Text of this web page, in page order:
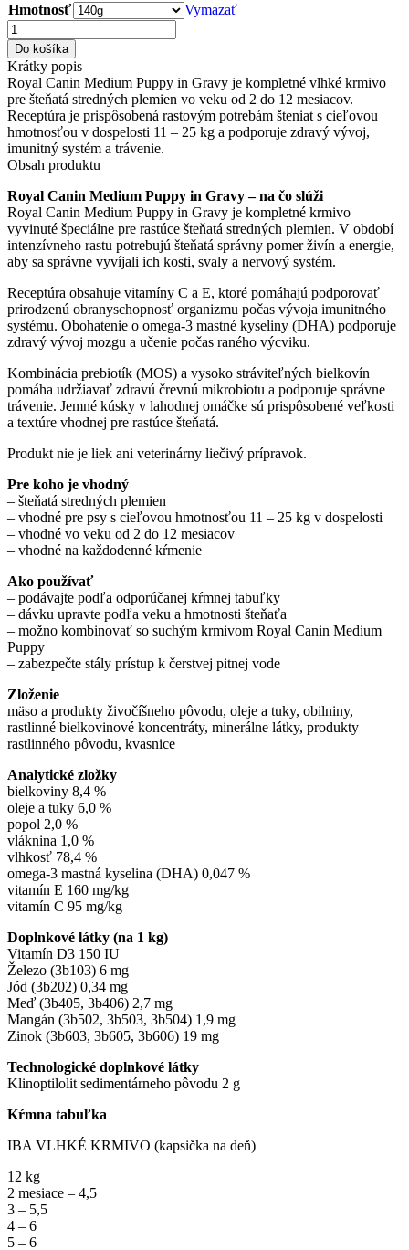
Hmotnosť
Vymazať
množstvo
Royal
Canin
Medium
Puppy
in
Gravy
–
kapsičky
pre
šteňatá
stredných
plemien
Do košíka
Krátky popis
Royal Canin Medium Puppy in Gravy je kompletné vlhké krmivo
pre šteňatá stredných plemien vo veku od 2 do 12 mesiacov.
Receptúra je prispôsobená rastovým potrebám šteniat s cieľovou
hmotnosťou v dospelosti 11 – 25 kg a podporuje zdravý vývoj,
imunitný systém a trávenie.
Obsah produktu
Royal Canin Medium Puppy in Gravy – na čo slúži
Royal Canin Medium Puppy in Gravy je kompletné krmivo
vyvinuté špeciálne pre rastúce šteňatá stredných plemien. V období
intenzívneho rastu potrebujú šteňatá správny pomer živín a energie,
aby sa správne vyvíjali ich kosti, svaly a nervový systém.
Receptúra obsahuje vitamíny C a E, ktoré pomáhajú podporovať
prirodzenú obranyschopnosť organizmu počas vývoja imunitného
systému. Obohatenie o omega-3 mastné kyseliny (DHA) podporuje
zdravý vývoj mozgu a učenie počas raného výcviku.
Kombinácia prebiotík (MOS) a vysoko stráviteľných bielkovín
pomáha udržiavať zdravú črevnú mikrobiotu a podporuje správne
trávenie. Jemné kúsky v lahodnej omáčke sú prispôsobené veľkosti
a textúre vhodnej pre rastúce šteňatá.
Produkt nie je liek ani veterinárny liečivý prípravok.
Pre koho je vhodný
– šteňatá stredných plemien
– vhodné pre psy s cieľovou hmotnosťou 11 – 25 kg v dospelosti
– vhodné vo veku od 2 do 12 mesiacov
– vhodné na každodenné kŕmenie
Ako používať
– podávajte podľa odporúčanej kŕmnej tabuľky
– dávku upravte podľa veku a hmotnosti šteňaťa
– možno kombinovať so suchým krmivom Royal Canin Medium
Puppy
– zabezpečte stály prístup k čerstvej pitnej vode
Zloženie
mäso a produkty živočíšneho pôvodu, oleje a tuky, obilniny,
rastlinné bielkovinové koncentráty, minerálne látky, produkty
rastlinného pôvodu, kvasnice
Analytické zložky
bielkoviny 8,4 %
oleje a tuky 6,0 %
popol 2,0 %
vláknina 1,0 %
vlhkosť 78,4 %
omega-3 mastná kyselina (DHA) 0,047 %
vitamín E 160 mg/kg
vitamín C 95 mg/kg
Doplnkové látky (na 1 kg)
Vitamín D3 150 IU
Železo (3b103) 6 mg
Jód (3b202) 0,34 mg
Meď (3b405, 3b406) 2,7 mg
Mangán (3b502, 3b503, 3b504) 1,9 mg
Zinok (3b603, 3b605, 3b606) 19 mg
Technologické doplnkové látky
Klinoptilolit sedimentárneho pôvodu 2 g
Kŕmna tabuľka
IBA VLHKÉ KRMIVO (kapsička na deň)
12 kg
2 mesiace – 4,5
3 – 5,5
4 – 6
5 – 6